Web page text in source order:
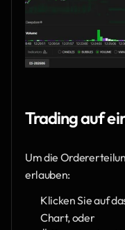
Trading auf
Um die
erlauben:
Klicken Sie auf
Chart, oder